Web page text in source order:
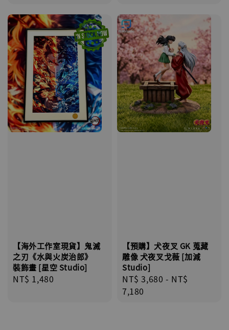
【海外工作室現貨】鬼滅
之刃《水與火炭治郎》
裝飾畫 [星空 Studio]
Regular
NT$ 1,480
【預購】犬夜叉 GK 蒐藏
雕像 犬夜叉戈薇 [加減
Studio]
Regular
price
NT$ 3,680 - NT$
7,180